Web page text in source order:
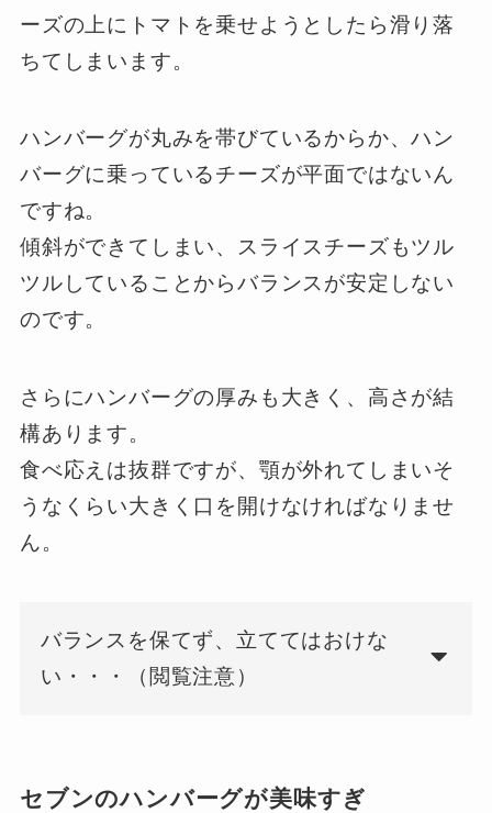
ーズの上にトマトを乗せようとしたら滑り落
ちてしまいます。
ハンバーグが丸みを帯びているからか、ハン
バーグに乗っているチーズが平面ではないん
ですね。
傾斜ができてしまい、スライスチーズもツル
ツルしていることからバランスが安定しない
のです。
さらにハンバーグの厚みも大きく、高さが結
構あります。
食べ応えは抜群ですが、顎が外れてしまいそ
うなくらい大きく口を開けなければなりませ
ん。
バランスを保てず、立ててはおけな
い・・・（閲覧注意）
セブンのハンバーグが美味すぎ